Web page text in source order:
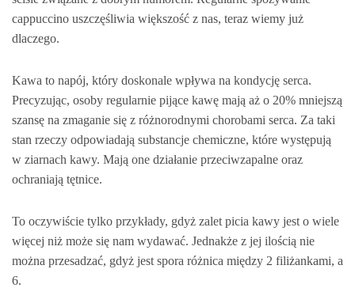
cappuccino uszczęśliwia większość z nas, teraz wiemy już
dlaczego.
Kawa to napój, który doskonale wpływa na kondycję serca.
Precyzując, osoby regularnie pijące kawę mają aż o 20% mniejszą
szansę na zmaganie się z różnorodnymi chorobami serca. Za taki
stan rzeczy odpowiadają substancje chemiczne, które występują
w ziarnach kawy. Mają one działanie przeciwzapalne oraz
ochraniają tętnice.
To oczywiście tylko przykłady, gdyż zalet picia kawy jest o wiele
więcej niż może się nam wydawać. Jednakże z jej ilością nie
można przesadzać, gdyż jest spora różnica między 2 filiżankami, a
6.